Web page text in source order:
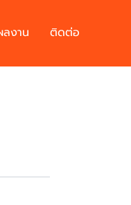
ลงาน ติดต่อ